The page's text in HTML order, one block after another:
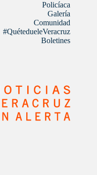
Policíaca
Galería
Comunidad
#QuétedueleVeracruz
Boletines